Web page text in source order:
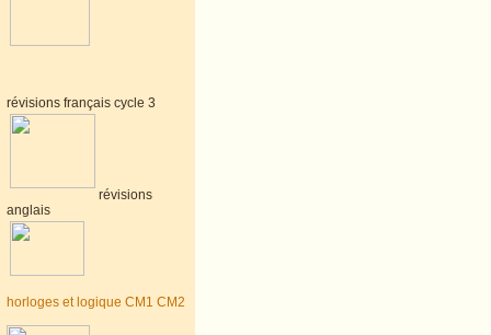
révisions français cycle 3
révisions
anglais
horloges et logique CM1 CM2